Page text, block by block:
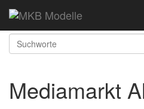
Startseite Mediamarkt Altona
Mediamarkt